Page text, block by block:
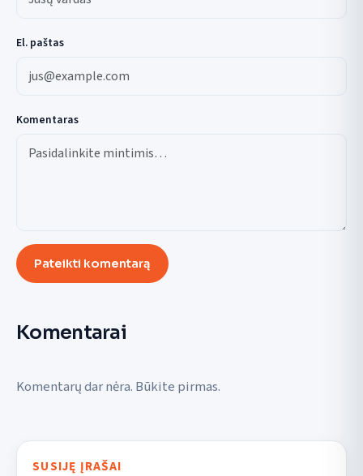
El. paštas
Komentaras
Pateikti komentarą
Komentarai
Komentarų dar nėra. Būkite pirmas.
SUSIJĘ ĮRAŠAI